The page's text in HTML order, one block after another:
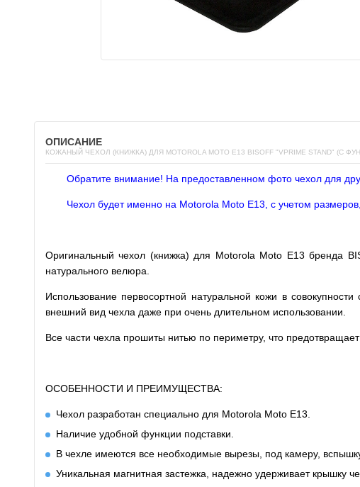
ОПИСАНИЕ
КОЖАНЫЙ ЧЕХОЛ (КНИЖКА) ДЛЯ MOTOROLA MOTO E13 BISOFF "VPRIME STAND" (С
Обратите внимание! На предоставленном фото чехол для
Чехол будет именно на Motorola Moto E13, с учетом
Оригинальный чехол (книжка) для Motorola Moto E13 бренда
натурального велюра.
Использование первосортной натуральной кожи в
внешний вид чехла даже при очень длительном использовании.
Все части чехла прошиты нитью по периметру, что
ОСОБЕННОСТИ И ПРЕИМУЩЕСТВА:
Чехол разработан специально для Motorola Moto E13.
Наличие удобной функции подставки.
В чехле имеются все необходимые вырезы, под камеру,
Уникальная магнитная застежка, надежно удерживает крышку